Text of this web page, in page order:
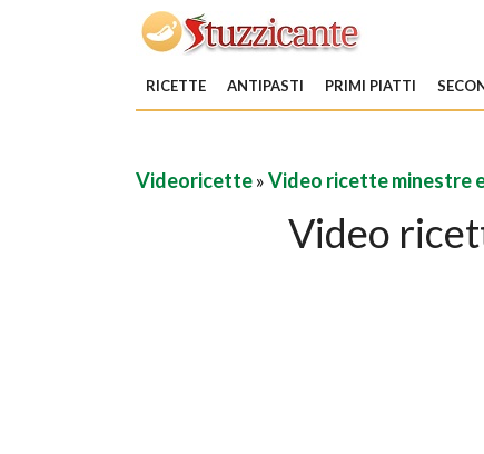
RICETTE ANTIPASTI PRIMI PIATTI
Videoricette»Video ricette minestre
Video